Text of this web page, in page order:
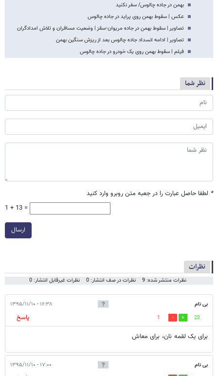
بهمن در جاده چالوس/ سفر نکنید
عکس | سقوط بهمن روی پراید در جاده چالوس
تصاویر | سقوط بهمن در جاده مریوان-سقز | وضعیت مسافران و تلاش امدادگران
تصاویر | ادامه انسداد جاده چالوس بعد از ریزش سنگین بهمن
فیلم | سقوط بهمن روی یک خودرو در جاده چالوس
نظر شما
* لطفا حاصل عبارت را در جعبه متن روبرو وارد کنید
1 + 13 =
ارسال
نظرات
نظرات منتشر شده: 9 نظرات در صف انتشار: 0 نظرات غیرقابل انتشار: 0
بی نام ۱۶:۳۸ - ۱۳۹۵/۱۱/۱۰
20
1
پاسخ
برای یک لقمه نان، برای معاش
بی نام ۱۷:۰۰ - ۱۳۹۵/۱۱/۱۰